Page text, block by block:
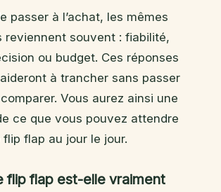
passer à l’achat, les mêmes
reviennent souvent : fiabilité,
ou budget. Ces réponses
à trancher sans passer
Vous aurez ainsi une
ce que vous pouvez attendre
flip flap au jour le jour.
flip flap est-elle vraiment